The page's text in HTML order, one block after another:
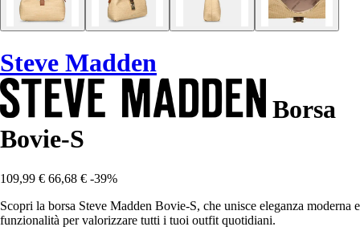
Steve Madden
Borsa
Bovie-S
109,99 € 66,68 € -39%
Scopri la borsa Steve Madden Bovie-S, che unisce eleganza moderna e
funzionalità per valorizzare tutti i tuoi outfit quotidiani.